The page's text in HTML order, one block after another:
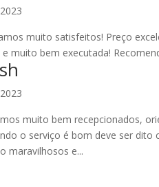
muito satisfeitos! Preço
muito bem executada!
muito bem recepcionados,
o serviço é bom deve ser
maravilhosos e...